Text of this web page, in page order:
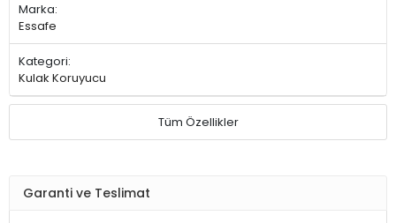
Marka:
Essafe
Kategori:
Kulak Koruyucu
Tüm Özellikler
Garanti ve Teslimat